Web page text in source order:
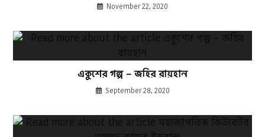
November 22, 2020
একুশের গল্প – জহির রায়হান
September 28, 2020